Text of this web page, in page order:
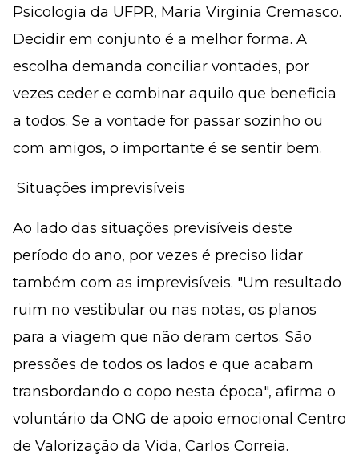
Psicologia da UFPR, Maria Virginia Cremasco.
Decidir em conjunto é a melhor forma. A
escolha demanda conciliar vontades, por
vezes ceder e combinar aquilo que beneficia
a todos. Se a vontade for passar sozinho ou
com amigos, o importante é se sentir bem.
 Situações imprevisíveis
Ao lado das situações previsíveis deste
período do ano, por vezes é preciso lidar
também com as imprevisíveis. "Um resultado
ruim no vestibular ou nas notas, os planos
para a viagem que não deram certos. São
pressões de todos os lados e que acabam
transbordando o copo nesta época", afirma o
voluntário da ONG de apoio emocional Centro
de Valorização da Vida, Carlos Correia.